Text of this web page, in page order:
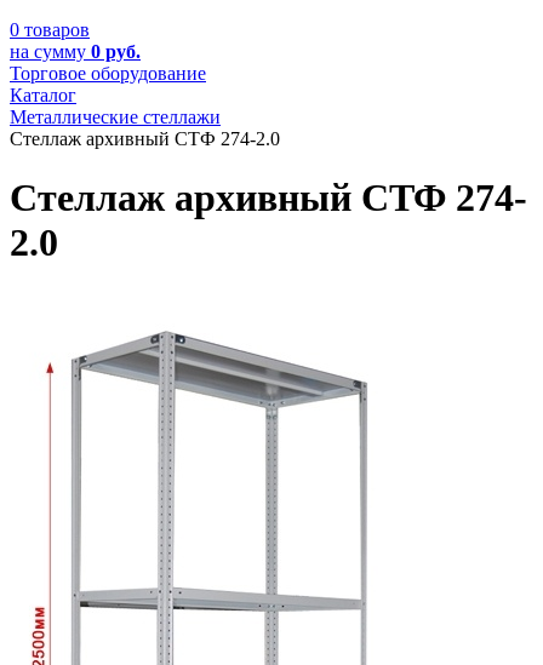
0 товаров
на сумму 0 руб.
Торговое оборудование
Каталог
Металлические стеллажи
Стеллаж архивный СТФ 274-2.0
Стеллаж архивный СТФ 274-
2.0